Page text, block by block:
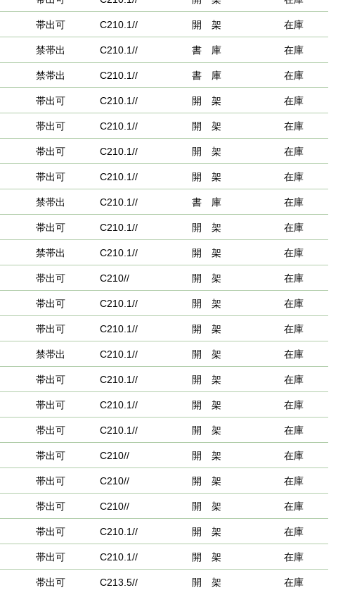
帯出可 C210.1// 開 架 在庫
禁帯出 C210.1// 書 庫 在庫
禁帯出 C210.1// 書 庫 在庫
帯出可 C210.1// 開 架 在庫
帯出可 C210.1// 開 架 在庫
帯出可 C210.1// 開 架 在庫
帯出可 C210.1// 開 架 在庫
禁帯出 C210.1// 書 庫 在庫
帯出可 C210.1// 開 架 在庫
禁帯出 C210.1// 開 架 在庫
帯出可 C210// 開 架 在庫
帯出可 C210.1// 開 架 在庫
帯出可 C210.1// 開 架 在庫
禁帯出 C210.1// 開 架 在庫
帯出可 C210.1// 開 架 在庫
帯出可 C210.1// 開 架 在庫
帯出可 C210.1// 開 架 在庫
帯出可 C210// 開 架 在庫
帯出可 C210// 開 架 在庫
帯出可 C210// 開 架 在庫
帯出可 C210.1// 開 架 在庫
帯出可 C210.1// 開 架 在庫
帯出可 C213.5// 開 架 在庫